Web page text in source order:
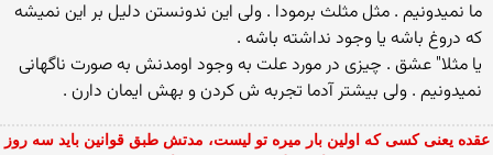
ما نمیدونیم . مثل مثلث برمودا . ولی این ندونستن دلیل بر این نمیشه
كه دروغ باشه یا وجود نداشته باشه .
یا مثلا" عشق . چیزی در مورد علت به وجود اومدنش به صورت ناگهانی
نمیدونیم . ولی بیشتر آدما تجربه ش كردن و بهش ایمان دارن .
عقده یعنی کسی که اولین بار میره تو لیست، مدتش طبق قوانین باید سه روز